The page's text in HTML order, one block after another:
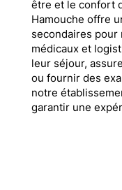
être et le confort
Hamouche offre
secondaires pour
médicaux et
leur séjour,
ou fournir des
notre
garantir une